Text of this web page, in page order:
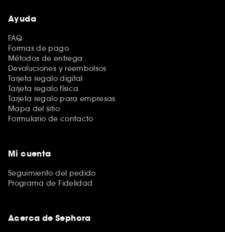
Ayuda
FAQ
Formas de pago
Métodos de entrega
Devoluciones y reembolsos
Tarjeta regalo digital
Tarjeta regalo física
Tarjeta regalo para empresas
Mapa del sitio
Formulario de contacto
Mi cuenta
Seguimiento del pedido
Programa de Fidelidad
Acerca de Sephora